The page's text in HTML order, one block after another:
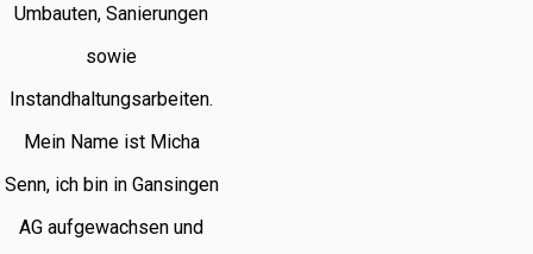
Umbauten, Sanierungen
sowie
Instandhaltungsarbeiten.
Mein Name ist Micha
Senn, ich bin in Gansingen
AG aufgewachsen und